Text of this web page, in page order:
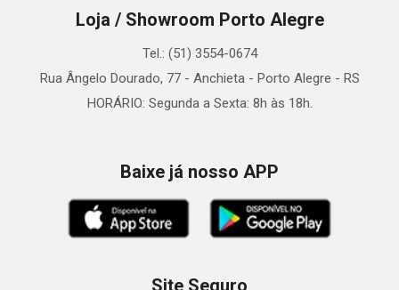
Loja / Showroom Porto Alegre
Tel.: (51) 3554-0674
Rua Ângelo Dourado, 77 - Anchieta - Porto Alegre - RS
HORÁRIO: Segunda a Sexta: 8h às 18h.
Baixe já nosso APP